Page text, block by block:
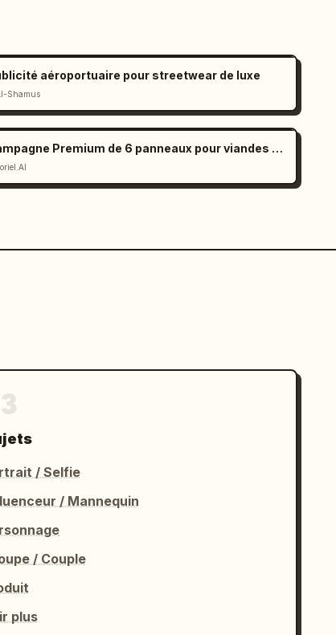
aéroportuaire pour streetwear de luxe
Shamus
Campagne Premium de 6 panneaux pour viandes grillées
/ Selfie
/ Mannequin
/ Couple
plus